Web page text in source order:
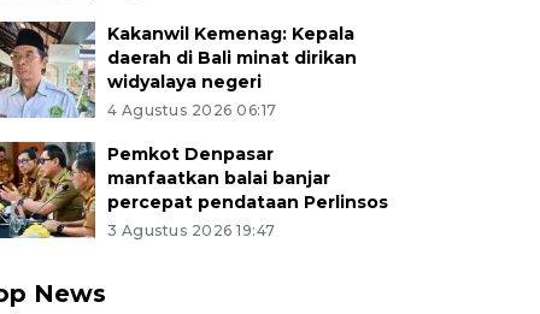
Kakanwil Kemenag: Kepala
daerah di Bali minat dirikan
widyalaya negeri
4 Agustus 2026 06:17
Pemkot Denpasar
manfaatkan balai banjar
percepat pendataan Perlinsos
3 Agustus 2026 19:47
News